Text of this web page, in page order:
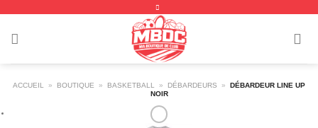
contenu
ACCUEIL » BOUTIQUE » BASKETBALL » DÉBARDEURS »
DÉBARDEUR LINE UP
NOIR